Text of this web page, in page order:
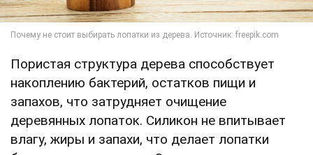
Пористая структура дерева способствует
накоплению бактерий, остатков пищи и
запахов, что затрудняет очищение
деревянных лопаток. Силикон не впитывает
влагу, жиры и запахи, что делает лопатки